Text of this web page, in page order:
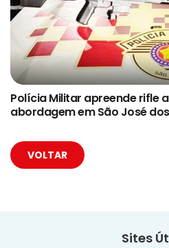
Polícia Militar apreende rifle
abordagem em São José
VOLTAR
Sites